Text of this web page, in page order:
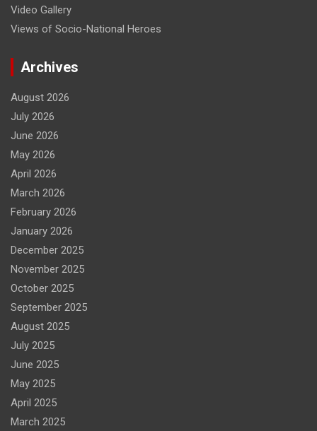
Video Gallery
Views of Socio-National Heroes
Archives
August 2026
July 2026
June 2026
May 2026
April 2026
March 2026
February 2026
January 2026
December 2025
November 2025
October 2025
September 2025
August 2025
July 2025
June 2025
May 2025
April 2025
March 2025